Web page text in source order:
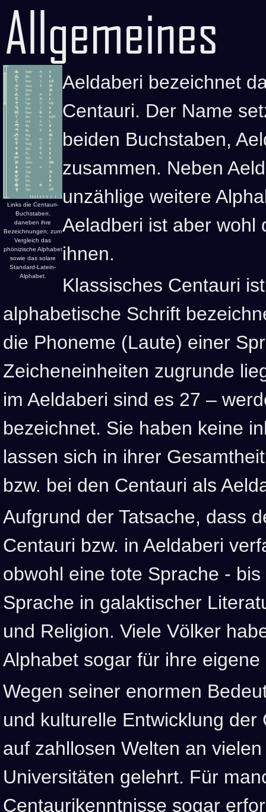
Allgemeines
Links die Centauri-
Buchstaben,
daneben ihre
Bezeichnungen; zum
Vergleich das
phönizische Alphabet
sowie das solare
Standard-Latein-
Alphabet.
Aeldaberi bezeichnet
Centauri. Der Name
beiden Buchstaben,
zusammen. Neben
unzählige weitere
Aeladberi ist aber wohl
ihnen.
Klassisches Centauri
alphabetische Schrift
die Phoneme (Laute) einer
Zeicheneinheiten zugrunde
im Aeldaberi sind es 27 –
bezeichnet. Sie haben keine
lassen sich in ihrer
bzw. bei den Centauri als
Aufgrund der Tatsache, dass
Centauri bzw. in Aeldaberi
obwohl eine tote Sprache -
Sprache in galaktischer
und Religion. Viele Völker
Alphabet sogar für ihre
Wegen seiner enormen
und kulturelle Entwicklung der
auf zahllosen Welten an
Universitäten gelehrt. Für
Centaurikenntnisse sogar